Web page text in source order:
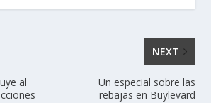
al
NEXT
Un especial sobre las
rebajas en Buylevard